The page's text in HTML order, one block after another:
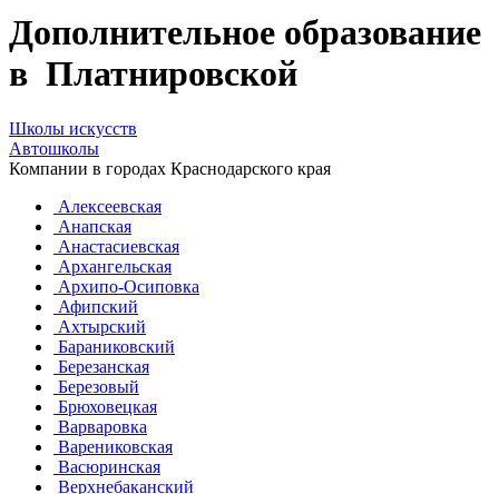
Дополнительное образование
в Платнировской
Школы искусств
Автошколы
Компании в городах Краснодарского края
Алексеевская
Анапская
Анастасиевская
Архангельская
Архипо-Осиповка
Афипский
Ахтырский
Бараниковский
Березанская
Березовый
Брюховецкая
Варваровка
Варениковская
Васюринская
Верхнебаканский